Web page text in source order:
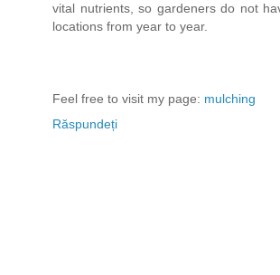
vital nutrients, so gardeners do not
locations from year to year.
Feel free to visit my page: mulching
Răspundeți